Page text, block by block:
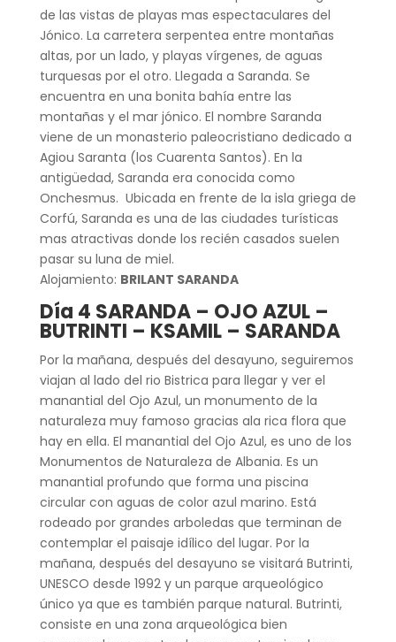
de las vistas de playas mas espectaculares del
Jónico. La carretera serpentea entre montañas
altas, por un lado, y playas vírgenes, de aguas
turquesas por el otro. Llegada a Saranda. Se
encuentra en una bonita bahía entre las
montañas y el mar jónico. El nombre Saranda
viene de un monasterio paleocristiano dedicado a
Agiou Saranta (los Cuarenta Santos). En la
antigüedad, Saranda era conocida como
Onchesmus. Ubicada en frente de la isla griega de
Corfú, Saranda es una de las ciudades turísticas
mas atractivas donde los recién casados suelen
pasar su luna de miel.
Alojamiento: BRILANT SARANDA
Día 4 SARANDA – OJO AZUL –
BUTRINTI – KSAMIL – SARANDA
Por la mañana, después del desayuno, seguiremos
viajan al lado del rio Bistrica para llegar y ver el
manantial del Ojo Azul, un monumento de la
naturaleza muy famoso gracias ala rica flora que
hay en ella. El manantial del Ojo Azul, es uno de los
Monumentos de Naturaleza de Albania. Es un
manantial profundo que forma una piscina
circular con aguas de color azul marino. Está
rodeado por grandes arboledas que terminan de
contemplar el paisaje idílico del lugar. Por la
mañana, después del desayuno se visitará Butrinti,
UNESCO desde 1992 y un parque arqueológico
único ya que es también parque natural. Butrinti,
consiste en una zona arqueológica bien